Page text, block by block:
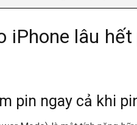
iPhone lâu
pin ngay cả khi